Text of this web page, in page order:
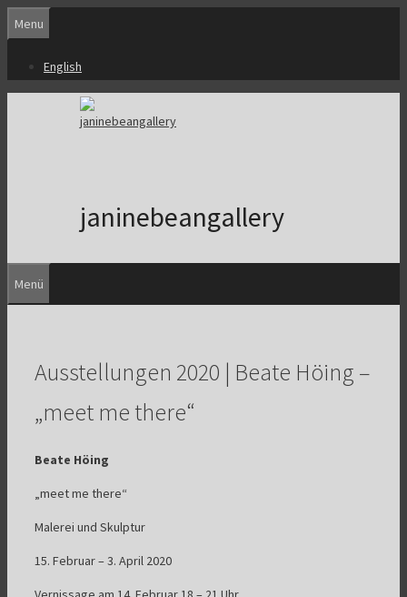
Zum
Inhalt
Menu
English
janinebeangallery
Menü
Ausstellungen 2020 | Beate Höing –
„meet me there“
Beate Höing
„meet me there“
Malerei und Skulptur
15. Februar – 3. April 2020